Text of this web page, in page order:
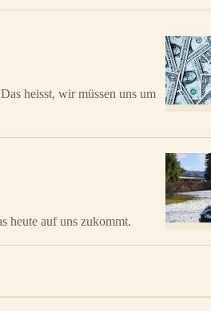
heisst, wir müssen uns um
heute auf uns zukommt.